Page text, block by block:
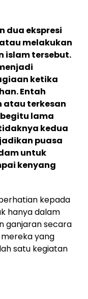
dua ekspresi
melakukan
islam tersebut.
ketika
Entah
atau terkesan
lama
kedua
puasa
untuk
kenyang
kepada
hanya dalam
ganjaran secara
yang
satu kegiatan